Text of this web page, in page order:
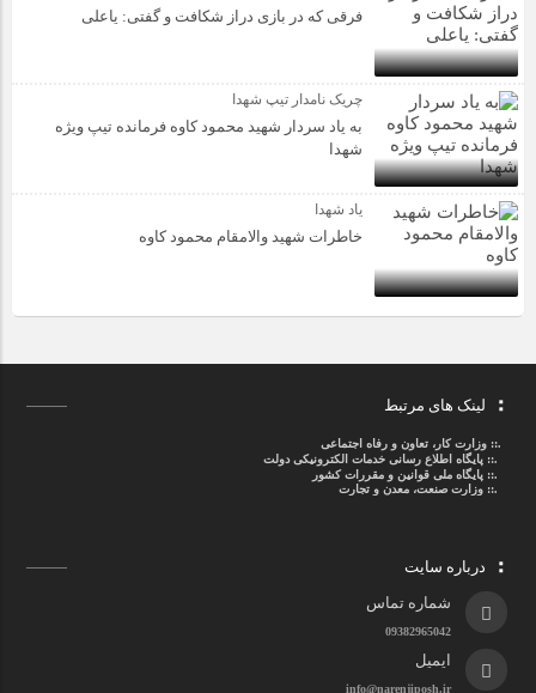
فرقی که در بازی دراز شکافت و گفتی: یاعلی
چریک نامدار تیپ شهدا
به یاد سردار شهید محمود کاوه فرمانده تیپ ویژه
شهدا
یاد شهدا
خاطرات شهید والامقام محمود کاوه‌
لینک های مرتبط
.::وزارت کار، تعاون و رفاه اجتماعی
.::پایگاه اطلاع رسانی خدمات الکترونیکی دولت
.::پایگاه ملی قوانین و مقررات کشور
.:: وزارت صنعت، معدن و تجارت
درباره سایت
شماره تماس
09382965042
ایمیل
info@narenjiposh.ir